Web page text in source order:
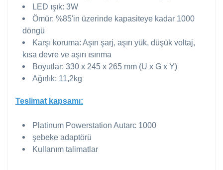
LED ışık: 3W
Ömür: %85'in üzerinde kapasiteye kadar 1000
döngü
Karşı koruma: Aşırı şarj, aşırı yük, düşük voltaj,
kısa devre ve aşırı ısınma
Boyutlar: 330 x 245 x 265 mm (U x G x Y)
Ağırlık: 11,2kg
Teslimat kapsamı:
Platinum Powerstation Autarc 1000
şebeke adaptörü
Kullanım talimatlar